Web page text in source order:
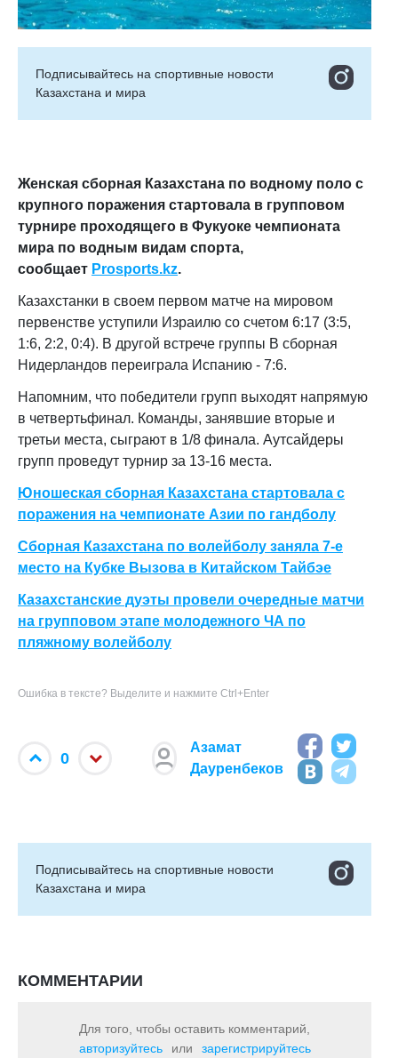
Подписывайтесь на cпортивные новости
Казахстана и мира
Женская сборная Казахстана по водному поло с
крупного поражения стартовала в групповом
турнире проходящего в Фукуоке чемпионата
мира по водным видам спорта,
сообщает Prosports.kz.
Казахстанки в своем первом матче на мировом
первенстве уступили Израилю со счетом 6:17 (3:5,
1:6, 2:2, 0:4). В другой встрече группы В сборная
Нидерландов переиграла Испанию - 7:6.
Напомним, что победители групп выходят напрямую
в четвертьфинал. Команды, занявшие вторые и
третьи места, сыграют в 1/8 финала. Аутсайдеры
групп проведут турнир за 13-16 места.
Юношеская сборная Казахстана стартовала с
поражения на чемпионате Азии по гандболу
Сборная Казахстана по волейболу заняла 7-е
место на Кубке Вызова в Китайском Тайбэе
Казахстанские дуэты провели очередные матчи
на групповом этапе молодежного ЧА по
пляжному волейболу
Ошибка в тексте? Выделите и нажмите Ctrl+Enter
0
Азамат
Дауренбеков
Подписывайтесь на cпортивные новости
Казахстана и мира
КОММЕНТАРИИ
Для того, чтобы оставить комментарий,
авторизуйтесь
или зарегистрируйтесь